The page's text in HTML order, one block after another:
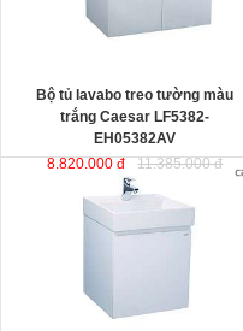
: 500x800x100 mm.
Bộ tủ lavabo treo tường màu
trắng Caesar LF5382-
EH05382AV
8.820.000 đ
11.385.000 đ
Bồn lavabo kết hợp tủ treo tường
màu trắng Caesar LF5380-
EH05380AV
ược thiết kế đầy cảm
lượng thẩm mỹ của không gian